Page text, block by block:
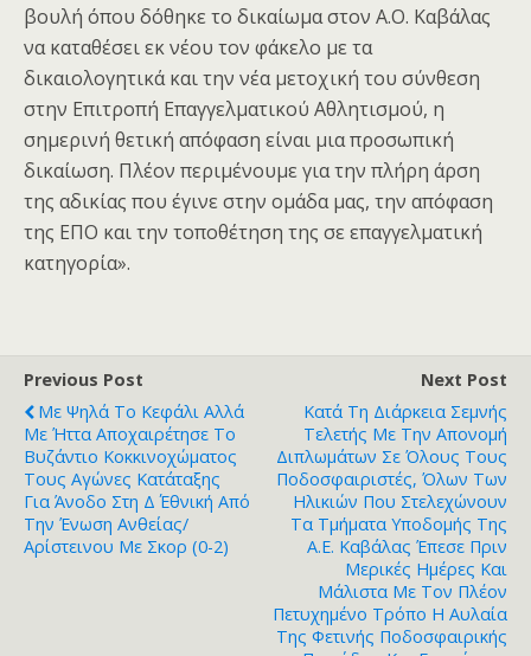
βουλή όπου δόθηκε το δικαίωμα στον Α.Ο. Καβάλας
να καταθέσει εκ νέου τον φάκελο με τα
δικαιολογητικά και την νέα μετοχική του σύνθεση
στην Επιτροπή Επαγγελματικού Αθλητισμού, η
σημερινή θετική απόφαση είναι μια προσωπική
δικαίωση. Πλέον περιμένουμε για την πλήρη άρση
της αδικίας που έγινε στην ομάδα μας, την απόφαση
της ΕΠΟ και την τοποθέτηση της σε επαγγελματική
κατηγορία».
Previous Post
Με Ψηλά Το Κεφάλι Αλλά
Με Ήττα Αποχαιρέτησε Το
Βυζάντιο Κοκκινοχώματος
Τους Αγώνες Κατάταξης
Για Άνοδο Στη Δ΄ Εθνική Από
Την Ένωση Ανθείας/
Αρίστεινου Με Σκορ (0-2)
Next Post
Κατά Τη Διάρκεια Σεμνής
Τελετής Με Την Απονομή
Διπλωμάτων Σε Όλους Τους
Ποδοσφαιριστές, Όλων Των
Ηλικιών Που Στελεχώνουν
Τα Τμήματα Υποδομής Της
Α.Ε. Καβάλας Έπεσε Πριν
Μερικές Ημέρες Και
Μάλιστα Με Τον Πλέον
Πετυχημένο Τρόπο Η Αυλαία
Της Φετινής Ποδοσφαιρικής